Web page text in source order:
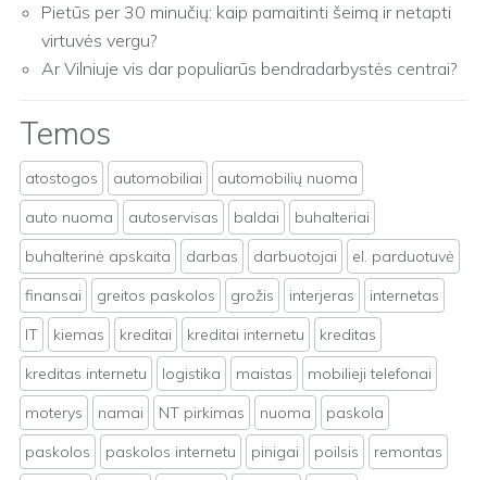
Pietūs per 30 minučių: kaip pamaitinti šeimą ir netapti
virtuvės vergu?
Ar Vilniuje vis dar populiarūs bendradarbystės centrai?
Temos
atostogos automobiliai
automobilių nuoma
auto nuoma
autoservisas baldai
buhalteriai
buhalterinė apskaita
darbas darbuotojai
el. parduotuvė
finansai
greitos paskolos grožis interjeras
internetas
IT
kiemas kreditai kreditai internetu
kreditas
kreditas internetu
logistika maistas
mobilieji telefonai
moterys
namai NT pirkimas nuoma
paskola
paskolos
paskolos internetu pinigai poilsis
remontas